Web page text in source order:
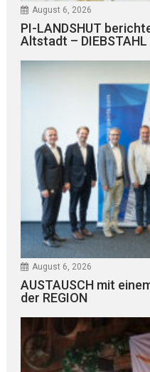
August 6, 2026
PI-LANDSHUT
Altstadt –
August 6, 2026
AUSTAUSCH mit
der REGION